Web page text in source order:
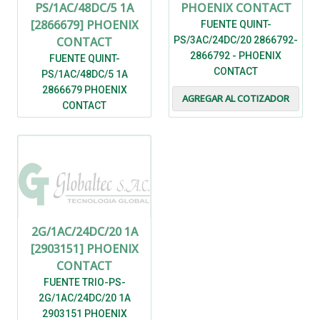
PS/1AC/48DC/5 1A
[2866679] PHOENIX
CONTACT
FUENTE QUINT-
PS/1AC/48DC/5 1A
2866679 PHOENIX
CONTACT
AGREGAR AL COTIZADOR
PHOENIX CONTACT
FUENTE QUINT-
PS/3AC/24DC/20 2866792-
2866792 - PHOENIX
CONTACT
AGREGAR AL COTIZADOR
2G/1AC/24DC/20 1A
[2903151] PHOENIX
CONTACT
FUENTE TRIO-PS-
2G/1AC/24DC/20 1A
2903151 PHOENIX